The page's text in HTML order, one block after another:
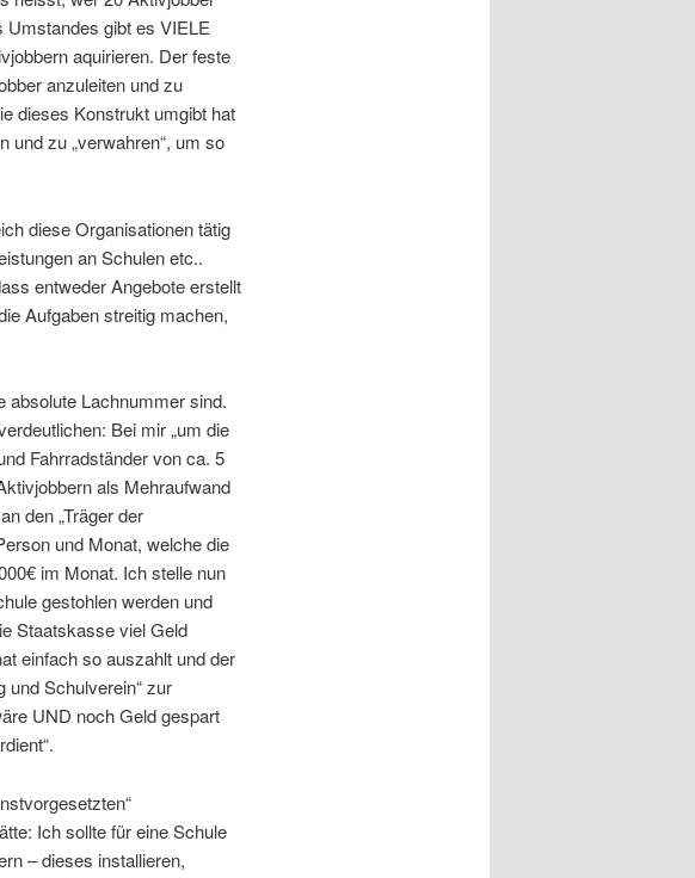
Umstandes gibt es VIELE
aquirieren. Der feste
anzuleiten und zu
dieses Konstrukt umgibt hat
und zu „verwahren“, um so
diese Organisationen tätig
an Schulen etc..
entweder Angebote erstellt
Aufgaben streitig machen,
absolute Lachnummer sind.
Bei mir „um die
Fahrradständer von ca. 5
als Mehraufwand
den „Träger der
und Monat, welche die
im Monat. Ich stelle nun
gestohlen werden und
Staatskasse viel Geld
einfach so auszahlt und der
und Schulverein“ zur
UND noch Geld gespart
Ich sollte für eine Schule
– dieses installieren,